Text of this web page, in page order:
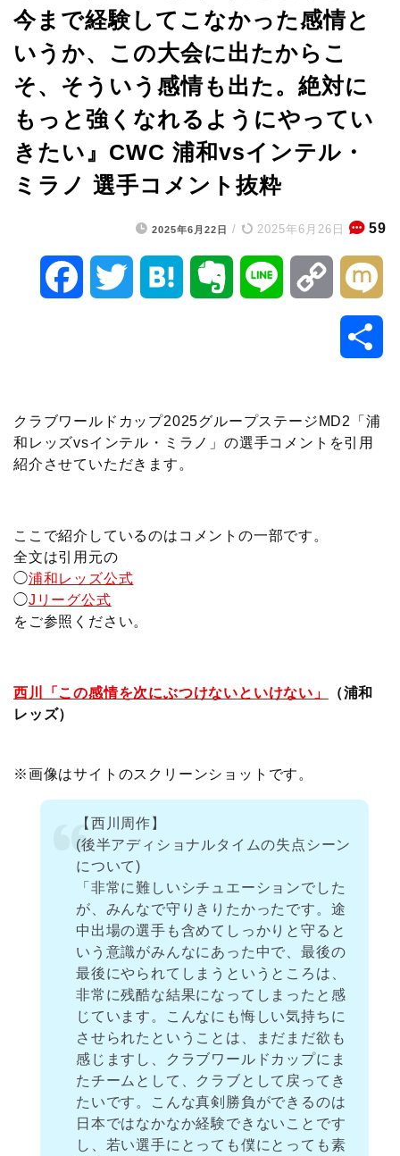
今まで経験してこなかった感情と
いうか、この大会に出たからこ
そ、そういう感情も出た。絶対に
もっと強くなれるようにやってい
きたい』CWC 浦和vsインテル・
ミラノ 選手コメント抜粋
2025年6月22日 / 2025年6月26日 59
b
o
k
t
r
n n
t
o
L
クラブワールドカップ2025グループステージMD2「浦
和レッズvsインテル・ミラノ」の選手コメントを引用
紹介させていただきます。
ここで紹介しているのはコメントの一部です。
全文は引用元の
◯浦和レッズ公式
◯Jリーグ公式
をご参照ください。
西川「この感情を次にぶつけないといけない」
（浦和
レッズ）
※画像はサイトのスクリーンショットです。
【西川周作】
(後半アディショナルタイムの失点シーン
について)
「非常に難しいシチュエーションでした
が、みんなで守りきりたかったです。途
中出場の選手も含めてしっかりと守ると
いう意識がみんなにあった中で、最後の
最後にやられてしまうというところは、
非常に残酷な結果になってしまったと感
じています。こんなにも悔しい気持ちに
させられたということは、まだまだ欲も
感じますし、クラブワールドカップにま
たチームとして、クラブとして戻ってき
たいです。こんな真剣勝負ができるのは
日本ではなかなか経験できないことです
し、若い選手にとっても僕にとっても素